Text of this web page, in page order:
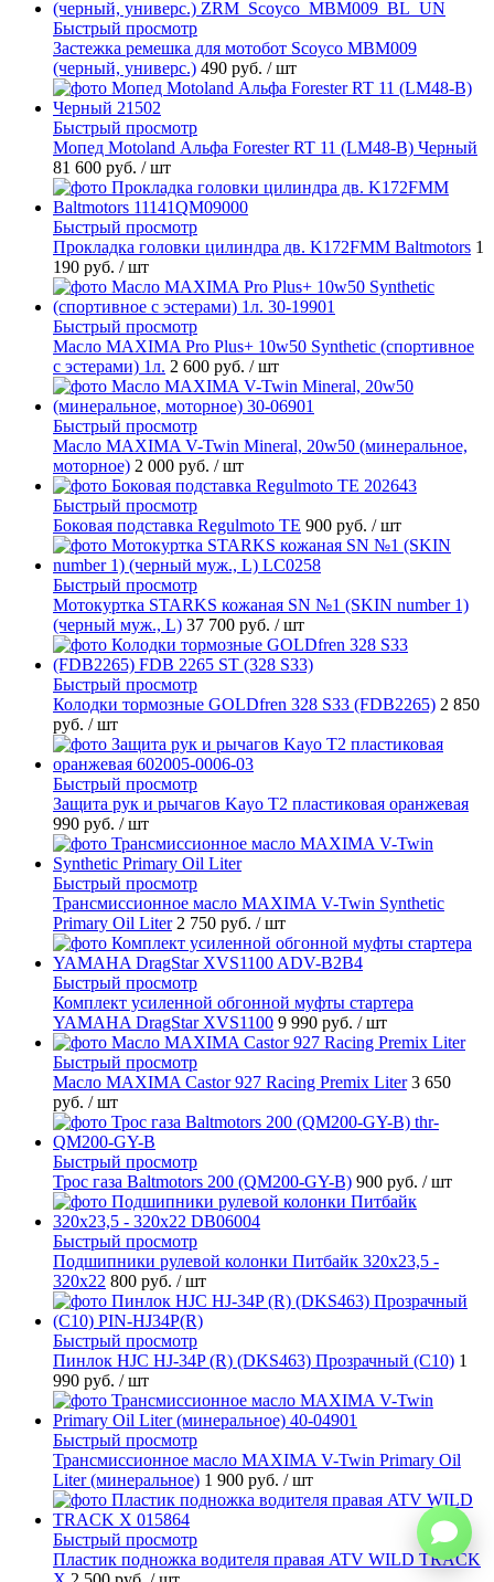
Быстрый просмотр
Застежка ремешка для мотобот Scoyco MBM009
(черный, универс.) 490 руб. / шт
Быстрый просмотр
Мопед Motoland Альфа Forester RT 11 (LM48-B) Черный
81 600 руб. / шт
Быстрый просмотр
Прокладка головки цилиндра дв. K172FMM Baltmotors 1
190 руб. / шт
Быстрый просмотр
Масло MAXIMA Pro Plus+ 10w50 Synthetic (спортивное
с эстерами) 1л. 2 600 руб. / шт
Быстрый просмотр
Масло MAXIMA V-Twin Mineral, 20w50 (минеральное,
моторное) 2 000 руб. / шт
Быстрый просмотр
Боковая подставка Regulmoto TE 900 руб. / шт
Быстрый просмотр
Мотокуртка STARKS кожаная SN №1 (SKIN number 1)
(черный муж., L) 37 700 руб. / шт
Быстрый просмотр
Колодки тормозные GOLDfren 328 S33 (FDB2265) 2 850
руб. / шт
Быстрый просмотр
Защита рук и рычагов Kayo T2 пластиковая оранжевая
990 руб. / шт
Быстрый просмотр
Трансмиссионное масло MAXIMA V-Twin Synthetic
Primary Oil Liter 2 750 руб. / шт
Быстрый просмотр
Комплект усиленной обгонной муфты стартера
YAMAHA DragStar XVS1100 9 990 руб. / шт
Быстрый просмотр
Масло MAXIMA Castor 927 Racing Premix Liter 3 650
руб. / шт
Быстрый просмотр
Трос газа Baltmotors 200 (QM200-GY-B) 900 руб. / шт
Быстрый просмотр
Подшипники рулевой колонки Питбайк 320x23,5 -
320x22 800 руб. / шт
Быстрый просмотр
Пинлок HJC HJ-34P (R) (DKS463) Прозрачный (C10) 1
990 руб. / шт
Быстрый просмотр
Трансмиссионное масло MAXIMA V-Twin Primary Oil
Liter (минеральное) 1 900 руб. / шт
Быстрый просмотр
Пластик подножка водителя правая ATV WILD TRACK